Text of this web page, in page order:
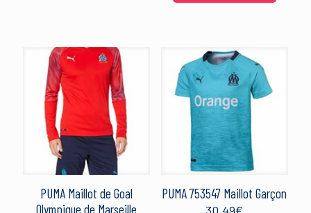
PUMA Maillot de Goal
Olympique de Marseille
PUMA 753547 Maillot Garçon
30.49€